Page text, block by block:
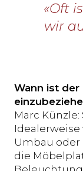
«Oft
wir
Wann ist
Marc
Umbau oder
die